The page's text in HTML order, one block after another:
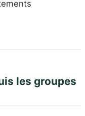
les groupes